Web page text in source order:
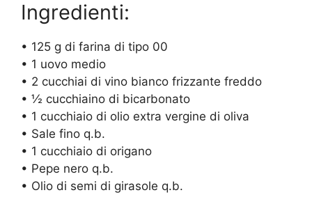
Ingredienti:
• 125 g di farina di tipo 00
• 1 uovo medio
• 2 cucchiai di vino bianco frizzante freddo
• ½ cucchiaino di bicarbonato
• 1 cucchiaio di olio extra vergine di oliva
• Sale fino q.b.
• 1 cucchiaio di origano
• Pepe nero q.b.
• Olio di semi di girasole q.b.